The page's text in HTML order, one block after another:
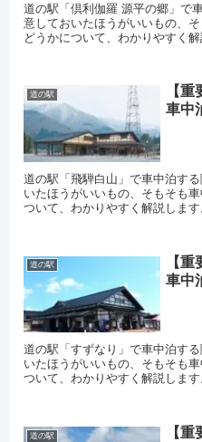
道の駅「倶利伽羅 源平の郷」で
意しておいたほうがいいもの、
どうかについて、わかりやすく解
道の駅
【
車中
道の駅「飛騨白山」で車中泊す
いたほうがいいもの、そもそも
ついて、わかりやすく解説します
道の駅
【
車中
道の駅「すずなり」で車中泊す
いたほうがいいもの、そもそも
ついて、わかりやすく解説します
道の駅
【